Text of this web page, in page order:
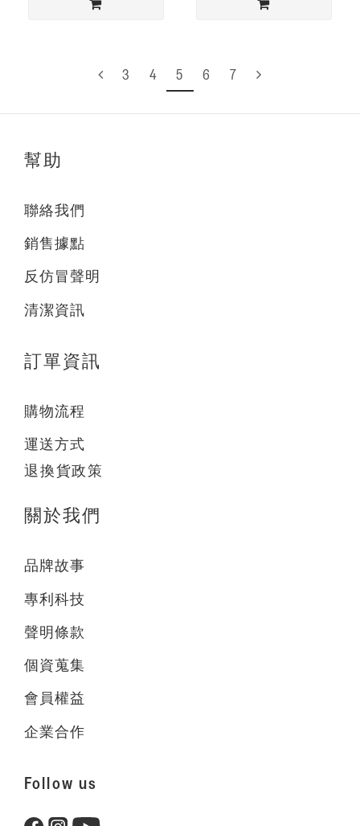
3 4 5 6 7
幫助
聯絡我們
銷售據點
反仿冒聲明
清潔資訊
訂單資訊
購物流程
運送方式
退換貨政策
關於我們
品牌故事
專利科技
聲明條款
個資蒐集
會員權益
企業合作
Follow us